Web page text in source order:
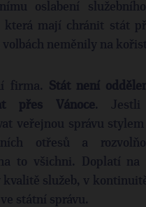
oslabení
která mají chránit stát
volbách neměnily na
firma. Stát není
přes Vánoce. Jestli
veřejnou správu
otřesů a
to všichni. Doplatí na
kvalitě služeb, v
státní správu.